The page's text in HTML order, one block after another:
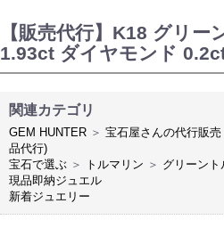
【販売代行】K18 グリ
1.93ct ダイヤモンド
関連カテゴリ
GEM HUNTER ＞ 宝石屋さんの代行販売
品代行)
宝石で選ぶ ＞ トルマリン ＞ グリーント
現品即納ジュエル
新着ジュエリー